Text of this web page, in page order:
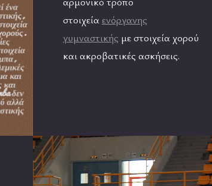
στοιχεία ενόργανης
γυμναστικής με στοιχεία χορού
και ακροβατικές ασκήσεις.